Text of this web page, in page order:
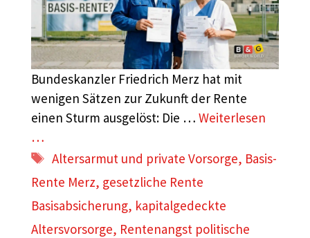
Bundeskanzler Friedrich Merz hat mit
wenigen Sätzen zur Zukunft der Rente
einen Sturm ausgelöst: Die … Weiterlesen
…
Schlagwörter
Altersarmut und private Vorsorge, Basis-
Rente Merz, gesetzliche Rente
Basisabsicherung, kapitalgedeckte
Altersvorsorge, Rentenangst politische